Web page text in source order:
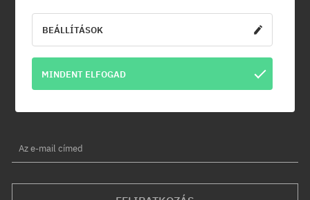
és kedvezményeinkről!
Ráadásul kapsz egy -5% kedvezménykódot az egész
Az e-mail címed
BEÁLLÍTÁSOK
MINDENT ELFOGAD